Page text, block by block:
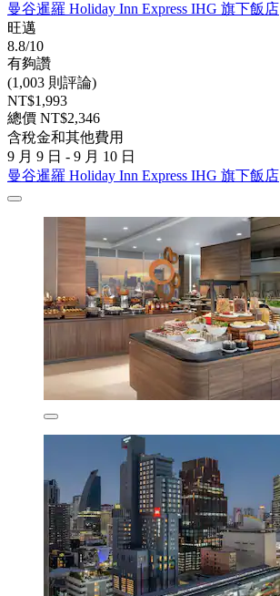
曼谷暹羅 Holiday Inn Express IHG 旗下飯店
旺邁
8.8/10
有夠讚
(1,003 則評論)
NT$1,993
總價 NT$2,346
含稅金和其他費用
9 月 9 日 - 9 月 10 日
曼谷暹羅 Holiday Inn Express IHG 旗下飯店